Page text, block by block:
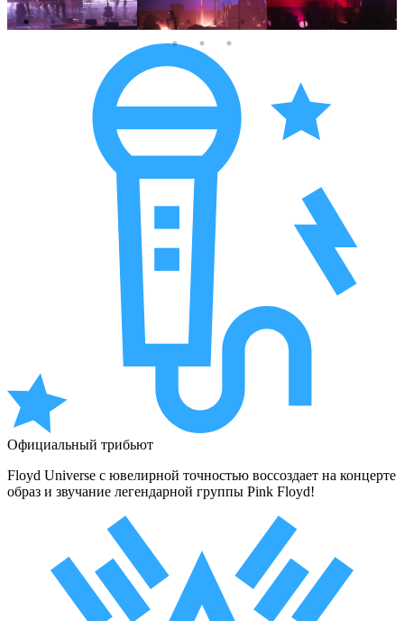
Официальный трибьют
Floyd Universe с ювелирной точностью воссоздает на концерте
образ и звучание легендарной группы Pink Floyd!